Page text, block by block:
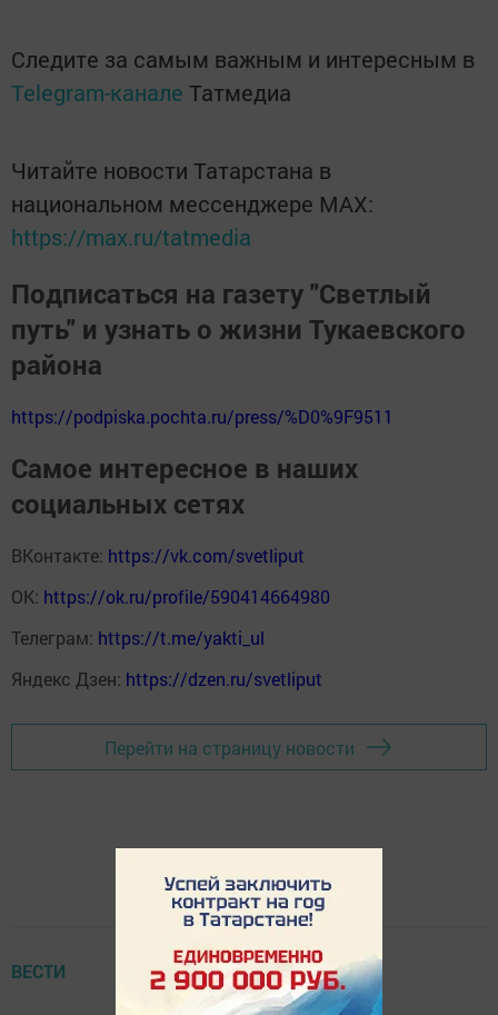
Следите за самым важным и интересным в
Telegram-канале Татмедиа
Читайте новости Татарстана в
национальном мессенджере MАХ:
https://max.ru/tatmedia
Подписаться на газету "Светлый
путь" и узнать о жизни Тукаевского
района
https://podpiska.pochta.ru/press/%D0%9F9511
Самое интересное в наших
социальных сетях
ВКонтакте: https://vk.com/svetliput
ОК: https://ok.ru/profile/590414664980
Телеграм: https://t.me/yakti_ul
Яндекс Дзен: https://dzen.ru/svetliput
Перейти на страницу новости
ВЕСТИ